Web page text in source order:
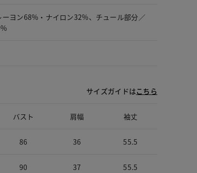
ーヨン68%・ナイロン32%、チュール部分／
サイズガイドはこちら
バスト 肩幅 袖丈
86 36 55.5
90 37 55.5